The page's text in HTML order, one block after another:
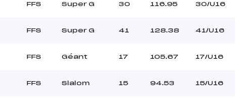
FFS Super G 30 116.95 30/U16
FFS Super G 41 128.38 41/U16
FFS Géant 17 105.67 17/U16
FFS Slalom 15 94.53 15/U16